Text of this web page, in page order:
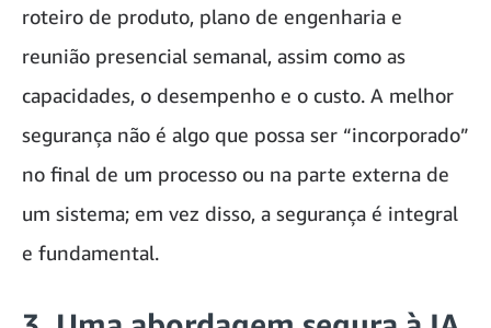
roteiro de produto, plano de engenharia e
reunião presencial semanal, assim como as
capacidades, o desempenho e o custo. A melhor
segurança não é algo que possa ser “incorporado”
no final de um processo ou na parte externa de
um sistema; em vez disso, a segurança é integral
e fundamental.